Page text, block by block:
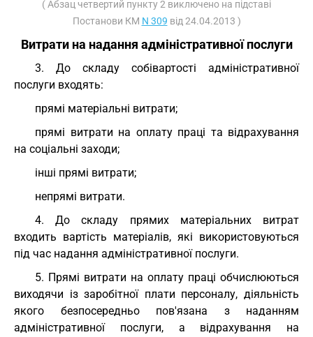
( Абзац четвертий пункту 2 виключено на підставі
Постанови КМ N 309 від 24.04.2013 )
Витрати на надання адміністративної послуги
3. До складу собівартості адміністративної
послуги входять:
прямі матеріальні витрати;
прямі витрати на оплату праці та відрахування
на соціальні заходи;
інші прямі витрати;
непрямі витрати.
4. До складу прямих матеріальних витрат
входить вартість матеріалів, які використовуються
під час надання адміністративної послуги.
5. Прямі витрати на оплату праці обчислюються
виходячи із заробітної плати персоналу, діяльність
якого безпосередньо пов'язана з наданням
адміністративної послуги, а відрахування на